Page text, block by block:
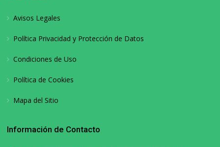
Avisos Legales
Política Privacidad y Protección de Datos
Condiciones de Uso
Política de Cookies
Mapa del Sitio
Información de Contacto